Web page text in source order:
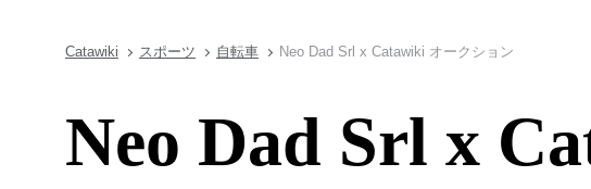
Catawiki スポーツ 自転車 Neo Dad Srl x Catawiki オークション
Neo Dad Srl x